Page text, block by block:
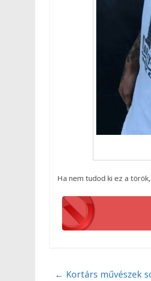
Ha nem tudod ki ez a
← Kortárs művészek